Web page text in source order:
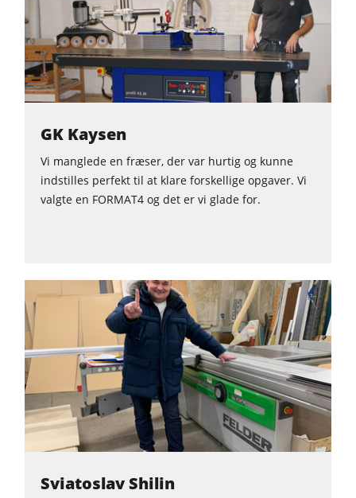
GK Kaysen
Vi manglede en fræser, der var hurtig og kunne
indstilles perfekt til at klare forskellige opgaver. Vi
valgte en FORMAT4 og det er vi glade for.
Sviatoslav Shilin